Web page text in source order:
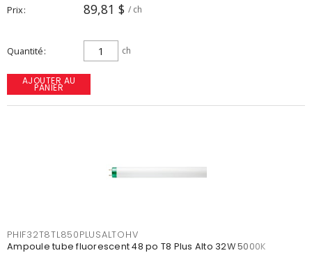
Prix 89,81 $ / ch
Quantité ch
AJOUTER AU
PANIER
PHIF32T8TL850PLUSALTOHV
Ampoule tube fluorescent 48 po T8 Plus Alto 32W 5000K